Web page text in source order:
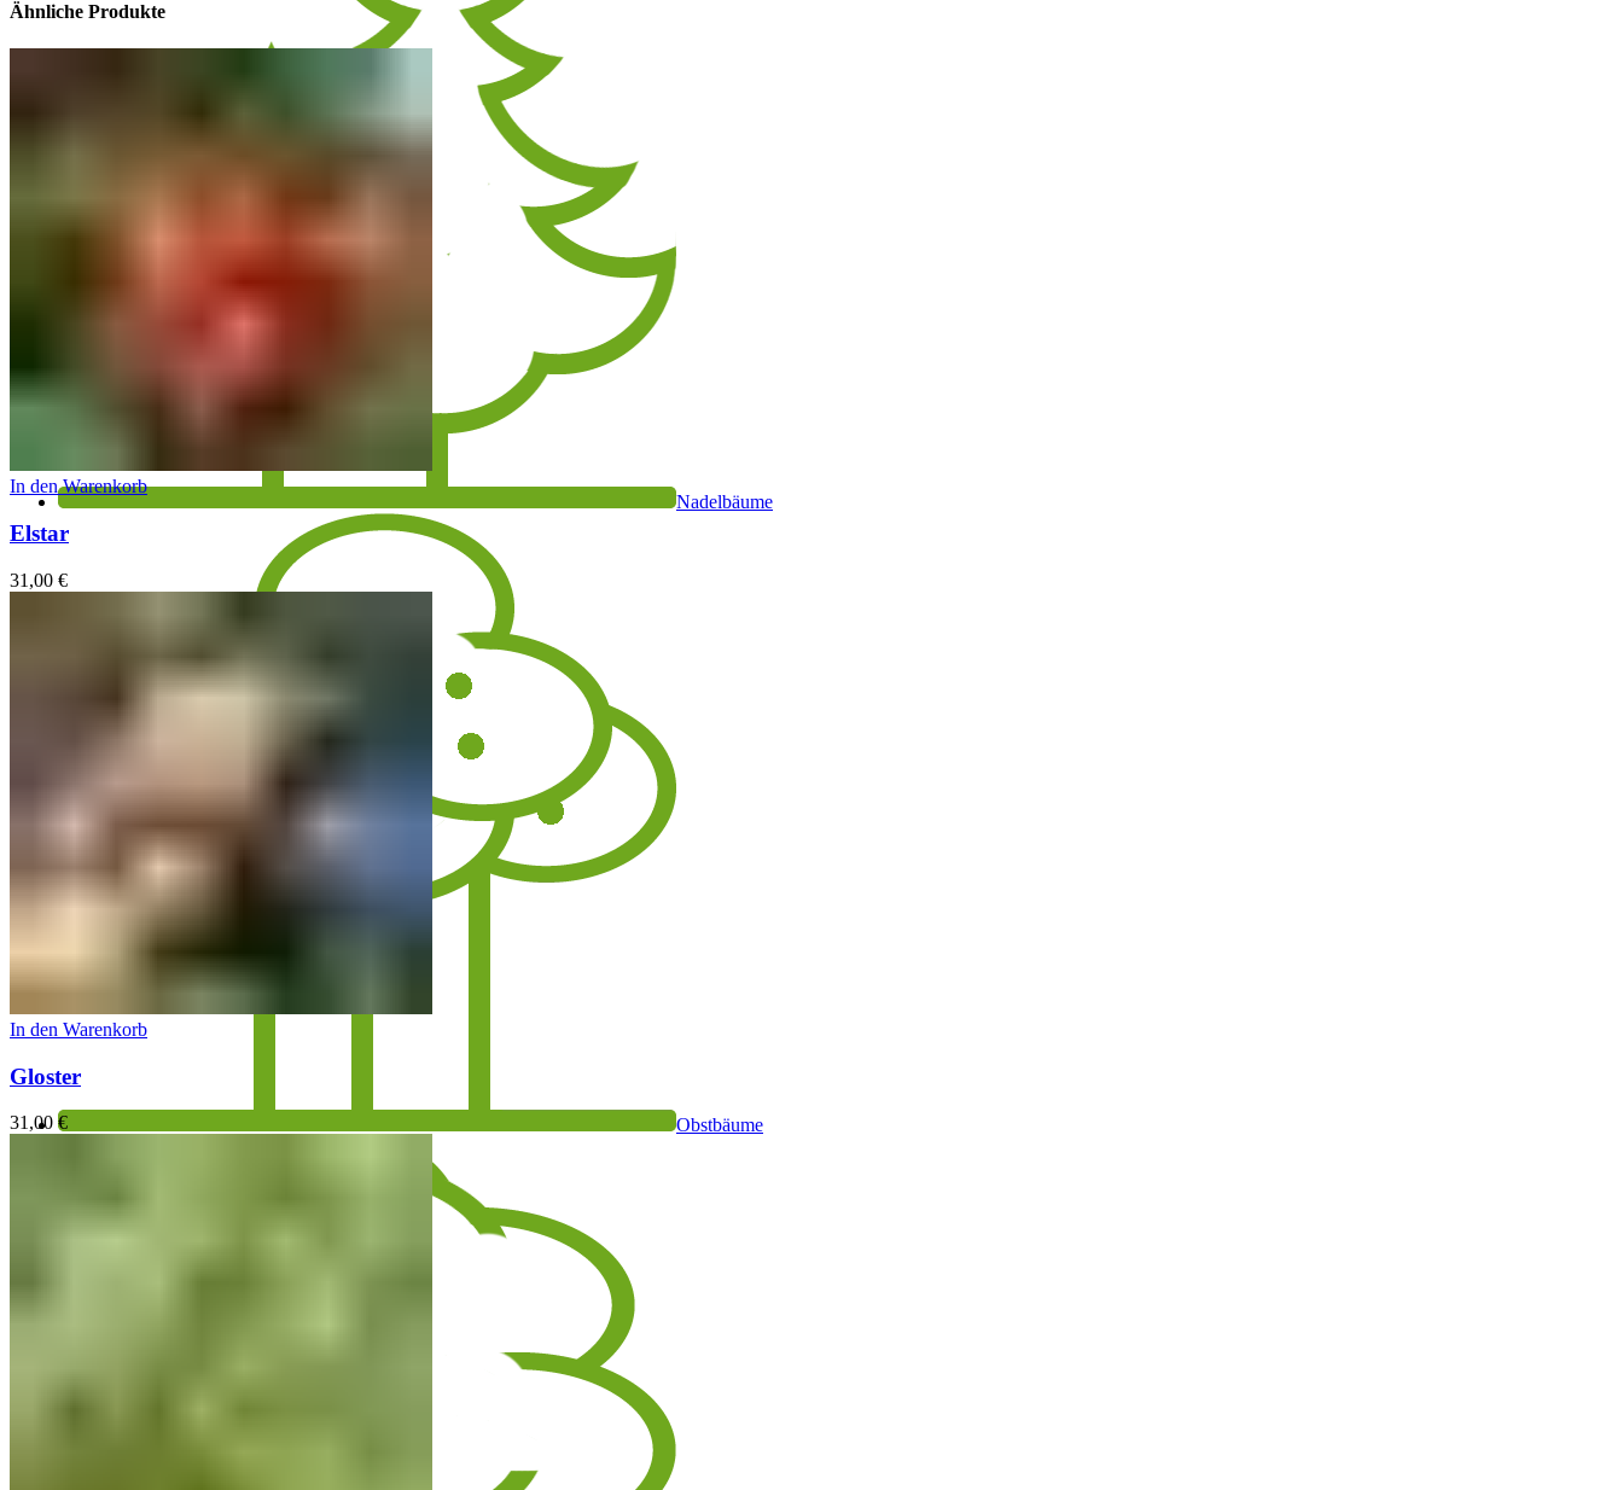
Nadelbäume
Obstbäume
Ähnliche Produkte
In den Warenkorb
Elstar
31,00 €
In den Warenkorb
Gloster
31,00 €